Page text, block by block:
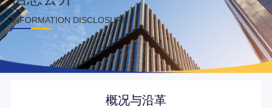
INFORMATION DISCLOSURE
概况与沿革